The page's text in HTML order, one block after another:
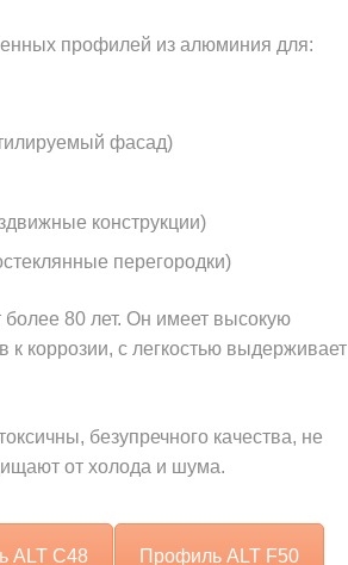
профилей из алюминия для:
фасад)
конструкции)
перегородки)
80 лет. Он имеет высокую
коррозии, с легкостью выдерживает
безупречного качества, не
от холода и шума.
ALT C48 Профиль ALT F50